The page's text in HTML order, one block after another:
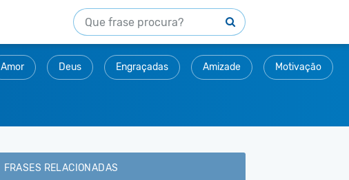
Amor Deus Engraçadas Amizade Motivação
FRASES RELACIONADAS